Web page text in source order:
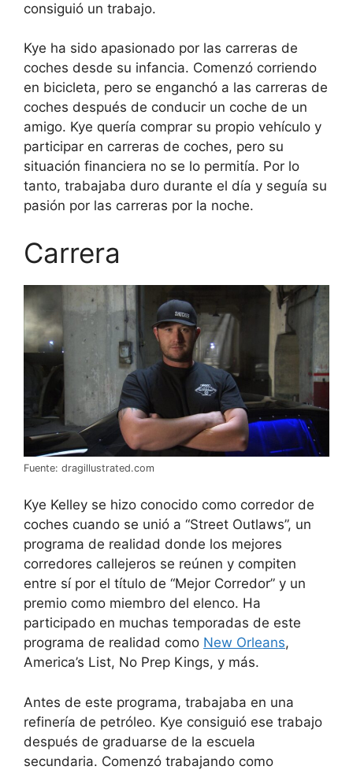
consiguió un trabajo.
Kye ha sido apasionado por las carreras de
coches desde su infancia. Comenzó corriendo
en bicicleta, pero se enganchó a las carreras de
coches después de conducir un coche de un
amigo. Kye quería comprar su propio vehículo y
participar en carreras de coches, pero su
situación financiera no se lo permitía. Por lo
tanto, trabajaba duro durante el día y seguía su
pasión por las carreras por la noche.
Carrera
Fuente: dragillustrated.com
Kye Kelley se hizo conocido como corredor de
coches cuando se unió a “Street Outlaws”, un
programa de realidad donde los mejores
corredores callejeros se reúnen y compiten
entre sí por el título de “Mejor Corredor” y un
premio como miembro del elenco. Ha
participado en muchas temporadas de este
programa de realidad como New Orleans,
America’s List, No Prep Kings, y más.
Antes de este programa, trabajaba en una
refinería de petróleo. Kye consiguió ese trabajo
después de graduarse de la escuela
secundaria. Comenzó trabajando como